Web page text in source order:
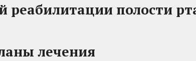
реабилитации полости
лечения